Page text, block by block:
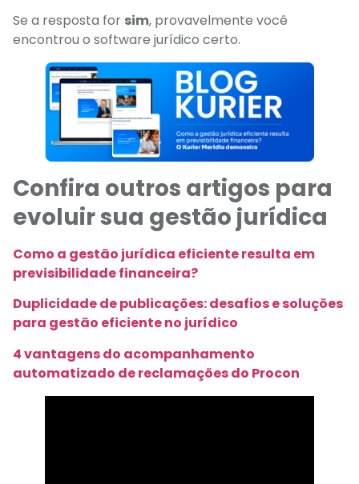
Se a resposta for sim, provavelmente você
encontrou o software jurídico certo.
Confira outros artigos para
evoluir sua gestão jurídica
Como a gestão jurídica eficiente resulta em
previsibilidade financeira?
Duplicidade de publicações: desafios e soluções
para gestão eficiente no jurídico
4 vantagens do acompanhamento
automatizado de reclamações do Procon